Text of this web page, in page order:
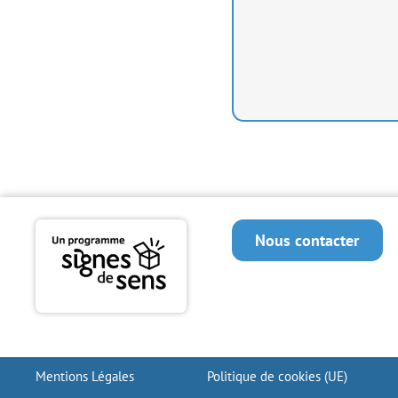
Nous contacter
Mentions Légales Politique de cookies (UE)